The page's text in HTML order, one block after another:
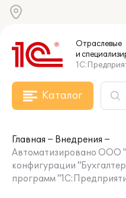
Отраслевые
и
Каталог
Главная
Внедрения
Автоматизировано ООО
конфигурации
программ